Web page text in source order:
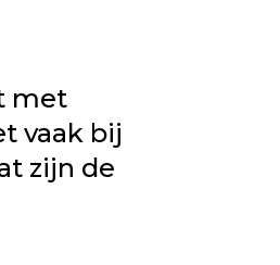
met
vaak bij
zijn de